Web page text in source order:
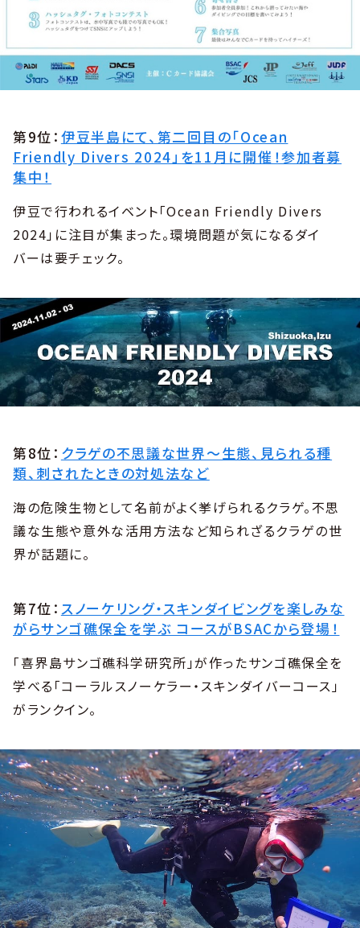
第9位： 伊豆半島にて、第二回目の「Ocean
Friendly Divers 2024」を11月に開催！参加者募
集中！
伊豆で行われるイベント「Ocean Friendly Divers
2024」に注目が集まった。環境問題が気になるダイ
バーは要チェック。
第8位： クラゲの不思議な世界～生態、見られる種
類、刺されたときの対処法など
海の危険生物として名前がよく挙げられるクラゲ。不思
議な生態や意外な活用方法など知られざるクラゲの世
界が話題に。
第7位： スノーケリング・スキンダイビングを楽しみな
がらサンゴ礁保全を学ぶ コースがBSACから登場！
「喜界島サンゴ礁科学研究所」が作ったサンゴ礁保全を
学べる「コーラルスノーケラー・スキンダイバーコース」
がランクイン。